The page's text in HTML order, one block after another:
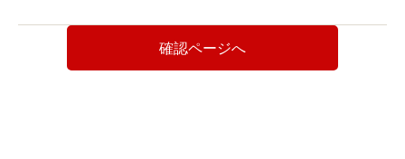
確認ページへ